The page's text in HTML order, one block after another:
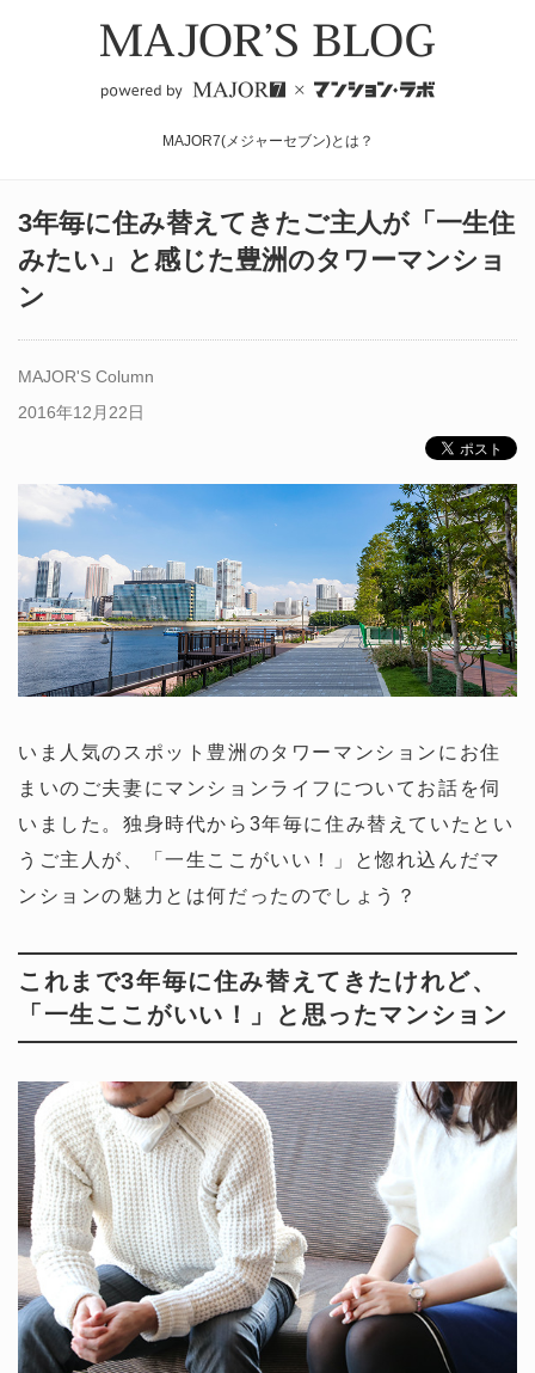
MAJOR7(メジャーセブン)とは？
3年毎に住み替えてきたご主人が「一生住
みたい」と感じた豊洲のタワーマンショ
ン
MAJOR'S Column
2016年12月22日
いま人気のスポット豊洲のタワーマンションにお住
まいのご夫妻にマンションライフについてお話を伺
いました。独身時代から3年毎に住み替えていたとい
うご主人が、「一生ここがいい！」と惚れ込んだマ
ンションの魅力とは何だったのでしょう？
これまで3年毎に住み替えてきたけれど、
「一生ここがいい！」と思ったマンション